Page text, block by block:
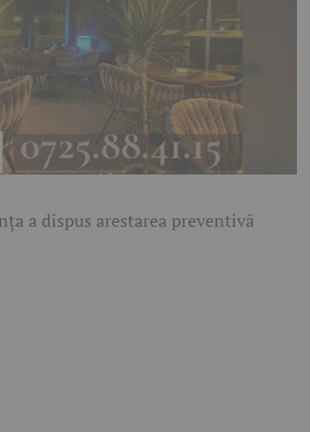
a dispus arestarea preventivă